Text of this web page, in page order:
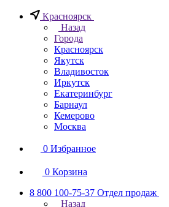
Красноярск
Назад
Города
Красноярск
Якутск
Владивосток
Иркутск
Екатеринбург
Барнаул
Кемерово
Москва
0 Избранное
0 Корзина
8 800 100-75-37 Отдел продаж
Назад